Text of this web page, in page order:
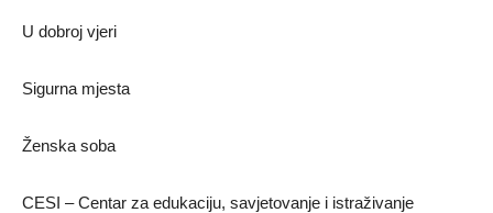
U dobroj vjeri
Sigurna mjesta
Ženska soba
CESI – Centar za edukaciju, savjetovanje i istraživanje